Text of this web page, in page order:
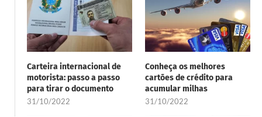
Carteira internacional de
motorista: passo a passo
para tirar o documento
31/10/2022
Conheça os melhores
cartões de crédito para
acumular milhas
31/10/2022